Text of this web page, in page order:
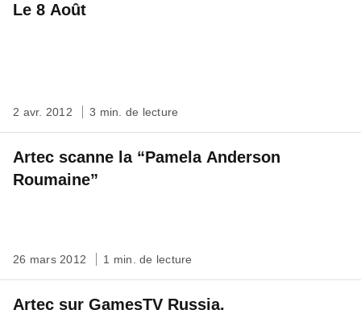
Le 8 Août
2 avr. 2012 3 min. de lecture
Artec scanne la “Pamela Anderson
Roumaine”
26 mars 2012 1 min. de lecture
Artec sur GamesTV Russia.